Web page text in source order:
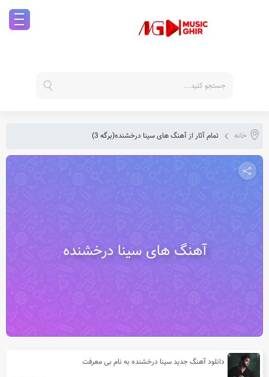
خانه تمام آثار از آهنگ های سینا درخشنده(برگه 3)
آهنگ های سینا درخشنده
آخرین مطالب دسته بندی آهنگ های
دانلود آهنگ جدید سینا درخشنده به نام بی معرفت